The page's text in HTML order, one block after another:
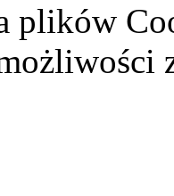
plików